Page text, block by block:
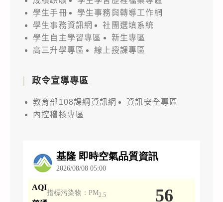
學生手冊
學生事務與轉導工作網
學生事務資訊網
社團選填系統
學生自主學習專區
新生專區
高三升學專區
線上授課專區
政令宣導專區
教育部108課綱資訊網
資訊安全專區
內控稽核專區